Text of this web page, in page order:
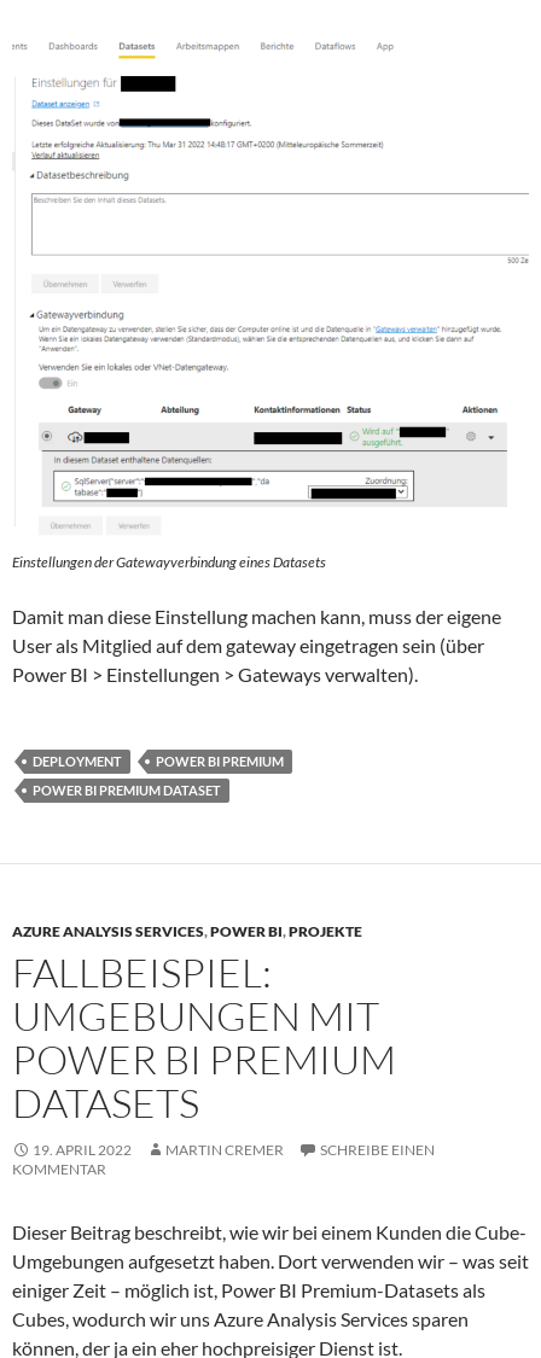
Einstellungen der Gatewayverbindung eines Datasets
Damit man diese Einstellung machen kann, muss der eigene
User als Mitglied auf dem gateway eingetragen sein (über
Power BI > Einstellungen > Gateways verwalten).
DEPLOYMENT
POWER BI PREMIUM
POWER BI PREMIUM DATASET
AZURE ANALYSIS SERVICES,POWER BI,PROJEKTE
FALLBEISPIEL:
UMGEBUNGEN MIT
POWER BI PREMIUM
DATASETS
19. APRIL 2022 MARTIN CREMER
SCHREIBE EINEN
KOMMENTAR
Dieser Beitrag beschreibt, wie wir bei einem Kunden die Cube-
Umgebungen aufgesetzt haben. Dort verwenden wir – was seit
einiger Zeit – möglich ist, Power BI Premium-Datasets als
Cubes, wodurch wir uns Azure Analysis Services sparen
können, der ja ein eher hochpreisiger Dienst ist.